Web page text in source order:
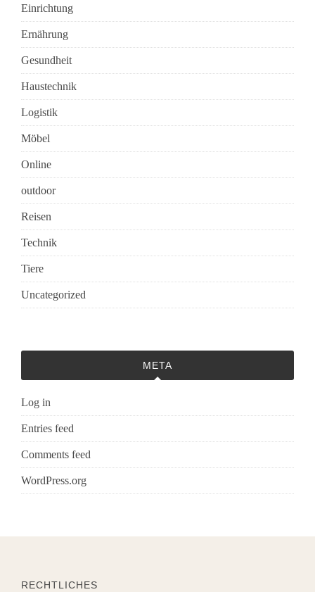
Einrichtung
Ernährung
Gesundheit
Haustechnik
Logistik
Möbel
Online
outdoor
Reisen
Technik
Tiere
Uncategorized
META
Log in
Entries feed
Comments feed
WordPress.org
RECHTLICHES